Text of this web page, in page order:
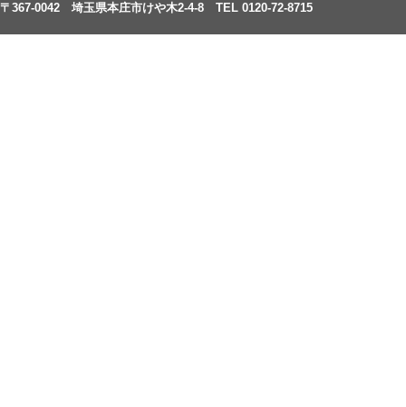
〒367-0042 埼玉県本庄市けや木2-4-8 TEL 0120-72-8715